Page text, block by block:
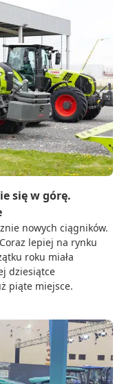
się w górę.
nowych ciągników.
lepiej na rynku
roku miała
dziesiątce
piąte miejsce.